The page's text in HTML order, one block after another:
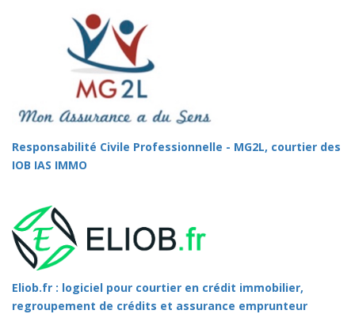
Responsabilité Civile Professionnelle - MG2L, courtier des
IOB IAS IMMO
Eliob.fr : logiciel pour courtier en crédit immobilier,
regroupement de crédits et assurance emprunteur